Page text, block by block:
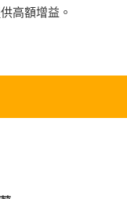
高額增益。